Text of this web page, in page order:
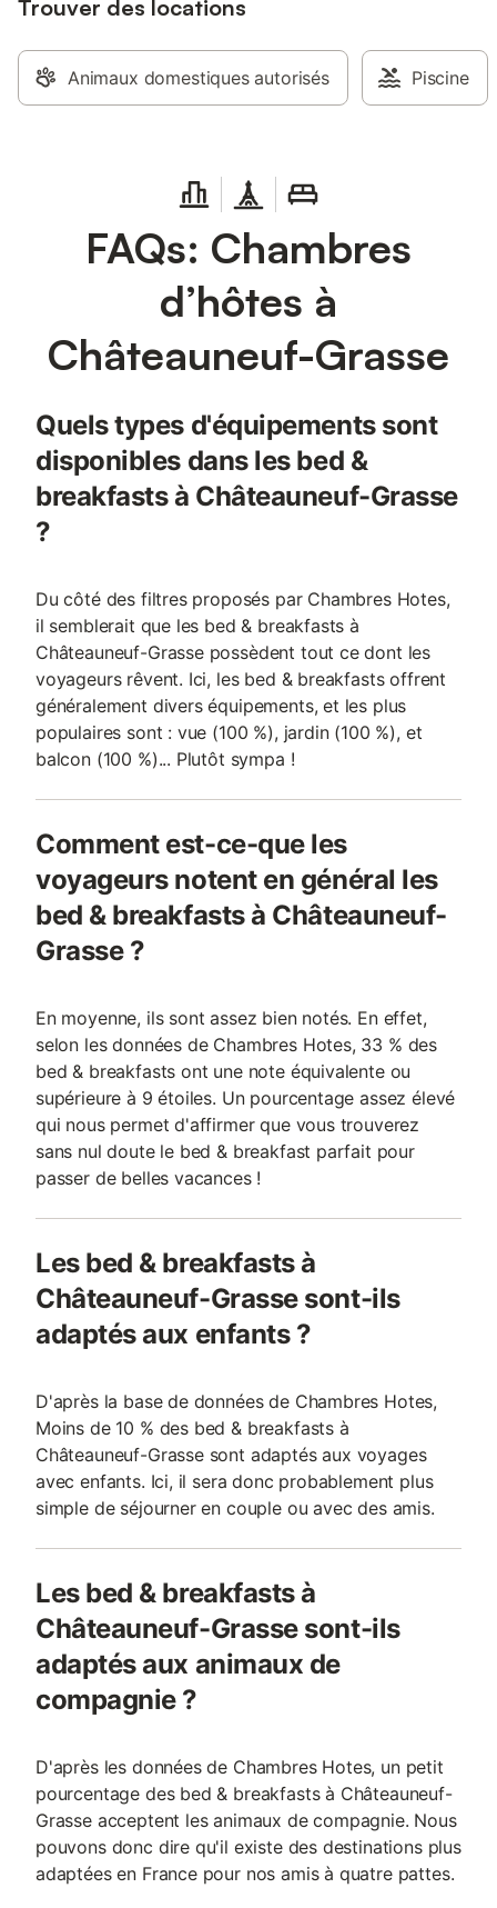
Trouver des locations
Animaux domestiques autorisés Piscine
FAQs: Chambres
d’hôtes à
Châteauneuf-Grasse
Quels types d'équipements sont
disponibles dans les bed &
breakfasts à Châteauneuf-Grasse
?
Du côté des filtres proposés par Chambres Hotes,
il semblerait que les bed & breakfasts à
Châteauneuf-Grasse possèdent tout ce dont les
voyageurs rêvent. Ici, les bed & breakfasts offrent
généralement divers équipements, et les plus
populaires sont : vue (100 %), jardin (100 %), et
balcon (100 %)... Plutôt sympa !
Comment est-ce-que les
voyageurs notent en général les
bed & breakfasts à Châteauneuf-
Grasse ?
En moyenne, ils sont assez bien notés. En effet,
selon les données de Chambres Hotes, 33 % des
bed & breakfasts ont une note équivalente ou
supérieure à 9 étoiles. Un pourcentage assez élevé
qui nous permet d'affirmer que vous trouverez
sans nul doute le bed & breakfast parfait pour
passer de belles vacances !
Les bed & breakfasts à
Châteauneuf-Grasse sont-ils
adaptés aux enfants ?
D'après la base de données de Chambres Hotes,
Moins de 10 % des bed & breakfasts à
Châteauneuf-Grasse sont adaptés aux voyages
avec enfants. Ici, il sera donc probablement plus
simple de séjourner en couple ou avec des amis.
Les bed & breakfasts à
Châteauneuf-Grasse sont-ils
adaptés aux animaux de
compagnie ?
D'après les données de Chambres Hotes, un petit
pourcentage des bed & breakfasts à Châteauneuf-
Grasse acceptent les animaux de compagnie. Nous
pouvons donc dire qu'il existe des destinations plus
adaptées en France pour nos amis à quatre pattes.